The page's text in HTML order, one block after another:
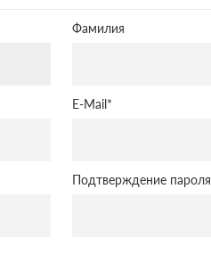
Фамилия
E-Mail*
Подтверждение пароля